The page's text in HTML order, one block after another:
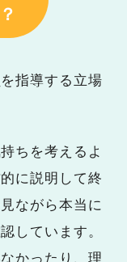
指導する立場
ちを考えるよ
に説明して終
ながら本当に
しています。
かったり、理